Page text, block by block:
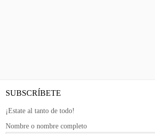
SUBSCRÍBETE
¡Estate al tanto de todo!
Nombre o nombre completo